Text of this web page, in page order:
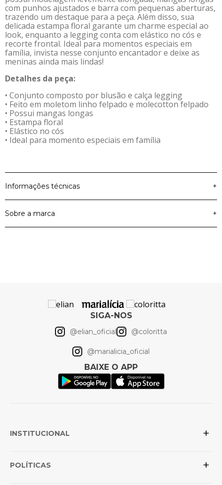
com punhos ajustados e barra com pequenas aberturas,
trazendo um destaque para a peça. Além disso, sua
delicada estampa floral garante um charme especial ao
look, enquanto a legging conta com elástico no cós e
recorte frontal. Ideal para momentos especiais em
família, invista nesse conjunto encantador e deixe as
meninas ainda mais lindas!
Detalhes da peça:
• Conjunto composto por blusão e calça legging
• Feito em moletom linho felpado e molecotton felpado
• Possui mangas longas
• Estampa floral
• Elástico no cós
• Ideal para momento especiais em família
Informações técnicas +
Material Principal
Moletom Linho Felpado
Sobre a marca +
SIGA-NOS
@elian_oficial @coloritta
@marialicia_oficial
BAIXE O APP
INSTITUCIONAL +
Sobre a Elian
POLÍTICAS +